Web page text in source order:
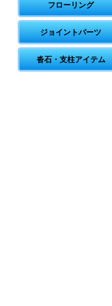
フローリング
ジョイントパーツ
沓石・支柱アイテム